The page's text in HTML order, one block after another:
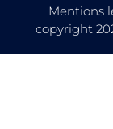
Mentions
copyright